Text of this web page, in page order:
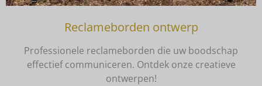
Reclameborden ontwerp
Professionele reclameborden die uw boodschap
effectief communiceren. Ontdek onze creatieve
ontwerpen!